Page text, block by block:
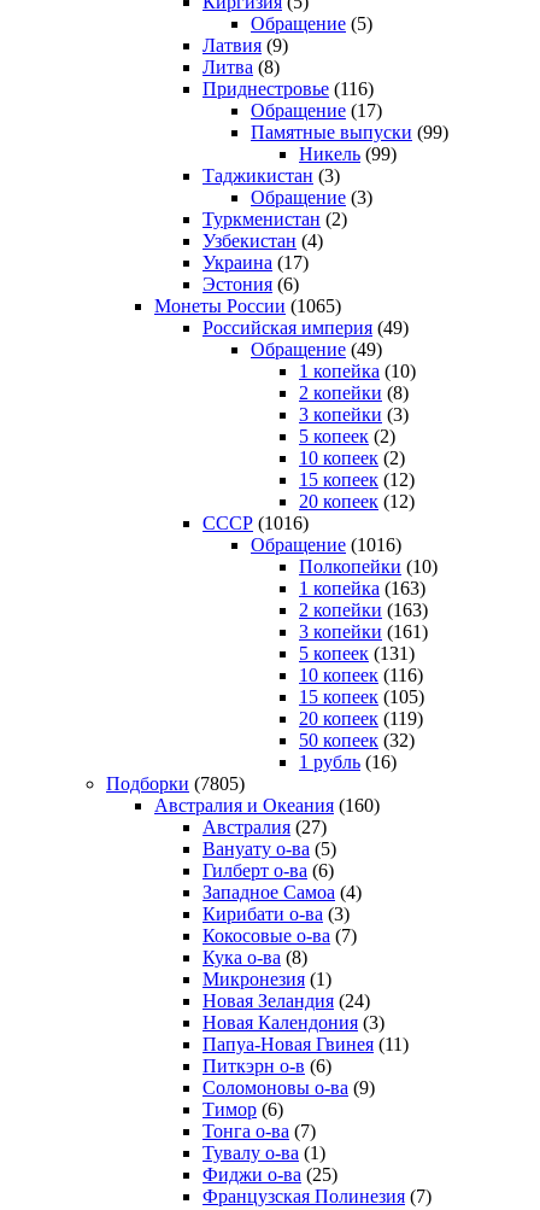
Обращение (5)
Латвия (9)
Литва (8)
Приднестровье (116)
Обращение (17)
Памятные выпуски (99)
Никель (99)
Таджикистан (3)
Обращение (3)
Туркменистан (2)
Узбекистан (4)
Украина (17)
Эстония (6)
Монеты России (1065)
Российская империя (49)
Обращение (49)
1 копейка (10)
2 копейки (8)
3 копейки (3)
5 копеек (2)
10 копеек (2)
15 копеек (12)
20 копеек (12)
СССР (1016)
Обращение (1016)
Полкопейки (10)
1 копейка (163)
2 копейки (163)
3 копейки (161)
5 копеек (131)
10 копеек (116)
15 копеек (105)
20 копеек (119)
50 копеек (32)
1 рубль (16)
Подборки (7805)
Австралия и Океания (160)
Австралия (27)
Вануату о-ва (5)
Гилберт о-ва (6)
Западное Самоа (4)
Кирибати о-ва (3)
Кокосовые о-ва (7)
Кука о-ва (8)
Микронезия (1)
Новая Зеландия (24)
Новая Календония (3)
Папуа-Новая Гвинея (11)
Питкэрн о-в (6)
Соломоновы о-ва (9)
Тимор (6)
Тонга о-ва (7)
Тувалу о-ва (1)
Фиджи о-ва (25)
Французская Полинезия (7)